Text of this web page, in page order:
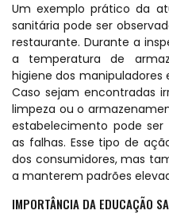
Um exemplo prático da
sanitária pode ser
restaurante. Durante a
a temperatura de
higiene dos manipuladores
Caso sejam encontradas
limpeza ou o
estabelecimento pode
as falhas. Esse tipo de
dos consumidores, mas
a manterem padrões
IMPORTÂNCIA DA EDUCAÇÃO